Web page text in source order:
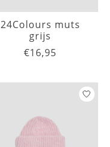
24Colours muts
grijs
€16,95